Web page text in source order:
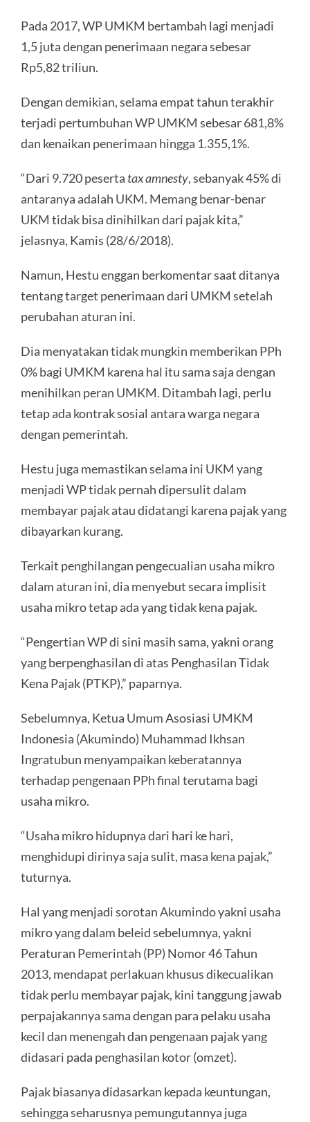
Pada 2017, WP UMKM bertambah lagi menjadi
1,5 juta dengan penerimaan negara sebesar
Rp5,82 triliun.
Dengan demikian, selama empat tahun terakhir
terjadi pertumbuhan WP UMKM sebesar 681,8%
dan kenaikan penerimaan hingga 1.355,1%.
“Dari 9.720 peserta tax amnesty, sebanyak 45% di
antaranya adalah UKM. Memang benar-benar
UKM tidak bisa dinihilkan dari pajak kita,”
jelasnya, Kamis (28/6/2018).
Namun, Hestu enggan berkomentar saat ditanya
tentang target penerimaan dari UMKM setelah
perubahan aturan ini.
Dia menyatakan tidak mungkin memberikan PPh
0% bagi UMKM karena hal itu sama saja dengan
menihilkan peran UMKM. Ditambah lagi, perlu
tetap ada kontrak sosial antara warga negara
dengan pemerintah.
Hestu juga memastikan selama ini UKM yang
menjadi WP tidak pernah dipersulit dalam
membayar pajak atau didatangi karena pajak yang
dibayarkan kurang.
Terkait penghilangan pengecualian usaha mikro
dalam aturan ini, dia menyebut secara implisit
usaha mikro tetap ada yang tidak kena pajak.
“Pengertian WP di sini masih sama, yakni orang
yang berpenghasilan di atas Penghasilan Tidak
Kena Pajak (PTKP),” paparnya.
Sebelumnya, Ketua Umum Asosiasi UMKM
Indonesia (Akumindo) Muhammad Ikhsan
Ingratubun menyampaikan keberatannya
terhadap pengenaan PPh final terutama bagi
usaha mikro.
“Usaha mikro hidupnya dari hari ke hari,
menghidupi dirinya saja sulit, masa kena pajak,”
tuturnya.
Hal yang menjadi sorotan Akumindo yakni usaha
mikro yang dalam beleid sebelumnya, yakni
Peraturan Pemerintah (PP) Nomor 46 Tahun
2013, mendapat perlakuan khusus dikecualikan
tidak perlu membayar pajak, kini tanggung jawab
perpajakannya sama dengan para pelaku usaha
kecil dan menengah dan pengenaan pajak yang
didasari pada penghasilan kotor (omzet).
Pajak biasanya didasarkan kepada keuntungan,
sehingga seharusnya pemungutannya juga